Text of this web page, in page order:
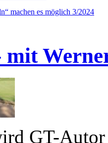
machen es möglich 3/2024
GT-